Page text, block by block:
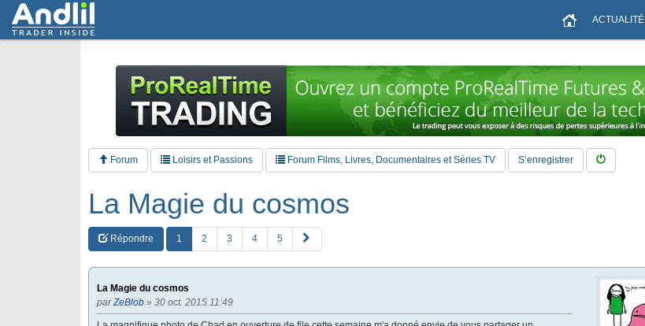
ACTUALITÉ
Forum Loisirs et Passions Forum Films, Livres, Documentaires et Séries TV S’enregistrer
La Magie du cosmos
Répondre 1 2 3 4 5
u
i
La Magie du cosmos
parZeBlob » 30 oct. 2015 11:49